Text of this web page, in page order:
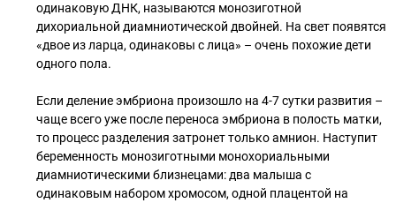
одинаковую ДНК, называются монозиготной
дихориальной диамниотической двойней. На свет появятся
«двое из ларца, одинаковы с лица» – очень похожие дети
одного пола.
Если деление эмбриона произошло на 4-7 сутки развития –
чаще всего уже после переноса эмбриона в полость матки,
то процесс разделения затронет только амнион. Наступит
беременность монозиготными монохориальными
диамниотическими близнецами: два малыша с
одинаковым набором хромосом, одной плацентой на